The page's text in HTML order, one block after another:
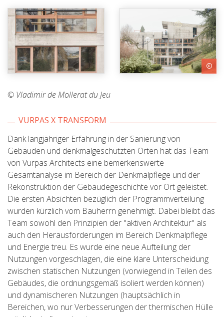
© Vladimir de Mollerat du Jeu
VURPAS X TRANSFORM
Dank langjähriger Erfahrung in der Sanierung von
Gebäuden und denkmalgeschützten Orten hat das Team
von Vurpas Architects eine bemerkenswerte
Gesamtanalyse im Bereich der Denkmalpflege und der
Rekonstruktion der Gebäudegeschichte vor Ort geleistet.
Die ersten Absichten bezüglich der Programmverteilung
wurden kürzlich vom Bauherrn genehmigt. Dabei bleibt das
Team sowohl den Prinzipien der "aktiven Architektur" als
auch den Herausforderungen im Bereich Denkmalpflege
und Energie treu. Es wurde eine neue Aufteilung der
Nutzungen vorgeschlagen, die eine klare Unterscheidung
zwischen statischen Nutzungen (vorwiegend in Teilen des
Gebäudes, die ordnungsgemäß isoliert werden können)
und dynamischeren Nutzungen (hauptsächlich in
Bereichen, wo nur Verbesserungen der thermischen Hülle